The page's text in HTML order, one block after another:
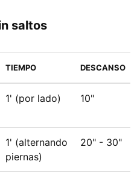
saltos
TIEMPO DESCANSO
1' (por lado) 10"
1' (alternando
piernas)
20" - 30"